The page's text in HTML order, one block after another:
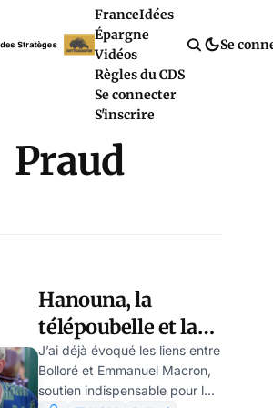
FranceIdées
Épargne
Vidéos
Règles du CDS
Se connecter
S'inscrire
Se
Praud
Hanouna, la
télépoubelle et la
forgerie d’un
antisémitisme
J’ai déjà évoqué les liens entre
Bolloré et Emmanuel Macron,
soutien indispensable pour la